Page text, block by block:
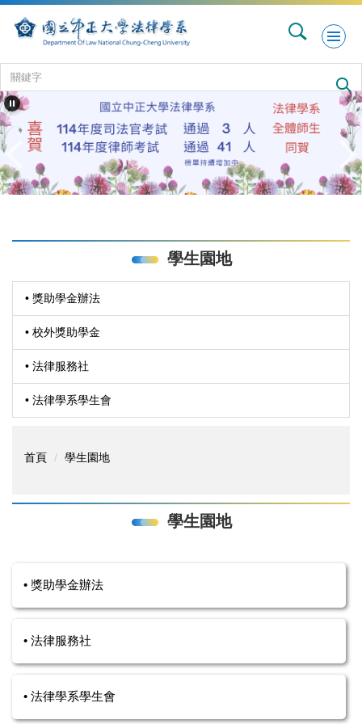
到
要
內
容
區
學生園地
• 獎助學金辦法
• 校外獎助學金
• 法律服務社
• 法律學系學生會
首頁 學生園地
學生園地
• 獎助學金辦法
• 法律服務社
• 法律學系學生會